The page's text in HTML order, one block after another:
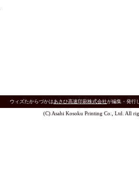
ウィズたからづかはあさひ高速印刷株式会社が編集・発行
(C) Asahi Kosoku Printing Co., Ltd. All